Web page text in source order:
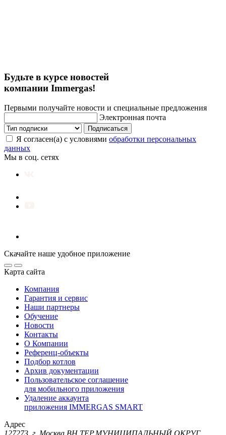
Будьте в курсе новостей
компании Immergas!
Первыми получайте новости и специальные предложения
Электронная почта
Подписаться
Я согласен(а) с условиями обработки персональных
данных
Мы в соц. сетях
Скачайте наше удобное приложение
Карта сайта
Компания
Гарантия и сервис
Наши партнеры
Обучение
Новости
Контакты
О Компании
Референц-объекты
Подбор котлов
Архив документации
Пользовательское соглашение
для мобильного приложения
Удаление аккаунта
приложения IMMERGAS SMART
Адрес
127273, г. Москва ВН.ТЕР.МУНИЦИПАЛЬНЫЙ ОКРУГ